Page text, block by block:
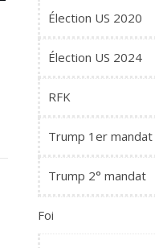
Élection US 2020
Élection US 2024
RFK
Trump 1er mandat
Trump 2° mandat
Foi